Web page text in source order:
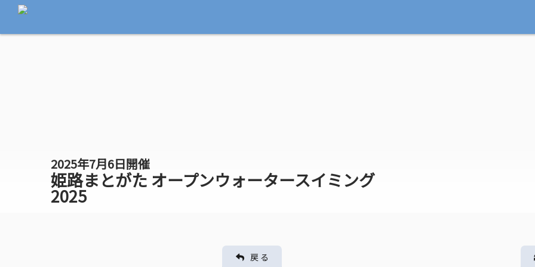
2025年7月6日開催
姫路まとがた オープンウォータースイミング
2025
戻 る